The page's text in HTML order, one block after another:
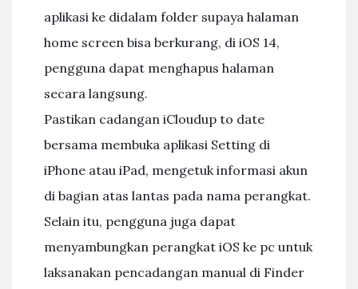
aplikasi ke didalam folder supaya halaman
home screen bisa berkurang, di iOS 14,
pengguna dapat menghapus halaman
secara langsung.
Pastikan cadangan iCloudup to date
bersama membuka aplikasi Setting di
iPhone atau iPad, mengetuk informasi akun
di bagian atas lantas pada nama perangkat.
Selain itu, pengguna juga dapat
menyambungkan perangkat iOS ke pc untuk
laksanakan pencadangan manual di Finder